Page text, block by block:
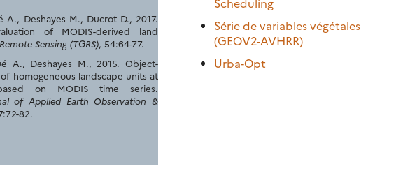
A., Deshayes M., Ducrot D., 2017.
of MODIS-derived land
Sensing (TGRS), 54:64-77.
A., Deshayes M., 2015. Object-
homogeneous landscape units at
on MODIS time series.
of Applied Earth Observation &
82.
Série de variables végétales
(GEOV2-AVHRR)
Urba-Opt